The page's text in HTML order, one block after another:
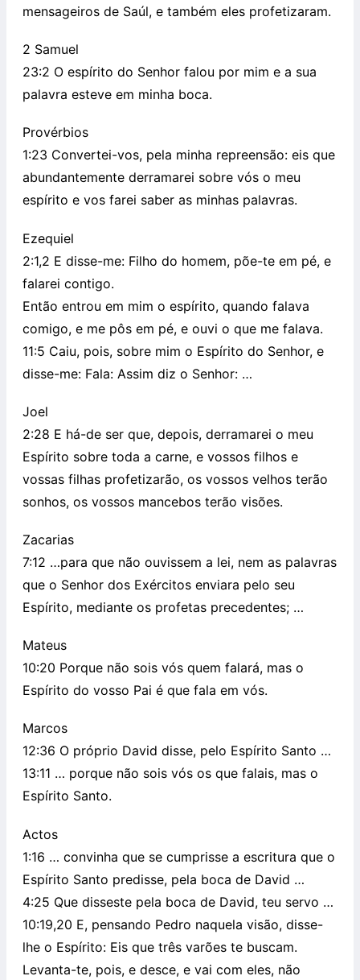
mensageiros de Saúl, e também eles profetizaram.
2 Samuel
23:2 O espírito do Senhor falou por mim e a sua
palavra esteve em minha boca.
Provérbios
1:23 Convertei-vos, pela minha repreensão: eis que
abundantemente derramarei sobre vós o meu
espírito e vos farei saber as minhas palavras.
Ezequiel
2:1,2 E disse-me: Filho do homem, põe-te em pé, e
falarei contigo.
Então entrou em mim o espírito, quando falava
comigo, e me pôs em pé, e ouvi o que me falava.
11:5 Caiu, pois, sobre mim o Espírito do Senhor, e
disse-me: Fala: Assim diz o Senhor: …
Joel
2:28 E há-de ser que, depois, derramarei o meu
Espírito sobre toda a carne, e vossos filhos e
vossas filhas profetizarão, os vossos velhos terão
sonhos, os vossos mancebos terão visões.
Zacarias
7:12 …para que não ouvissem a lei, nem as palavras
que o Senhor dos Exércitos enviara pelo seu
Espírito, mediante os profetas precedentes; …
Mateus
10:20 Porque não sois vós quem falará, mas o
Espírito do vosso Pai é que fala em vós.
Marcos
12:36 O próprio David disse, pelo Espírito Santo …
13:11 … porque não sois vós os que falais, mas o
Espírito Santo.
Actos
1:16 … convinha que se cumprisse a escritura que o
Espírito Santo predisse, pela boca de David …
4:25 Que disseste pela boca de David, teu servo …
10:19,20 E, pensando Pedro naquela visão, disse-
lhe o Espírito: Eis que três varões te buscam.
Levanta-te, pois, e desce, e vai com eles, não